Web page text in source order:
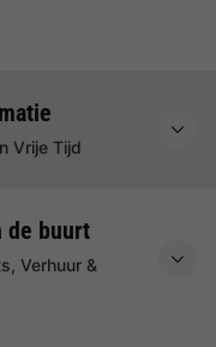
Vrije Tijd
de buurt
Verhuur &